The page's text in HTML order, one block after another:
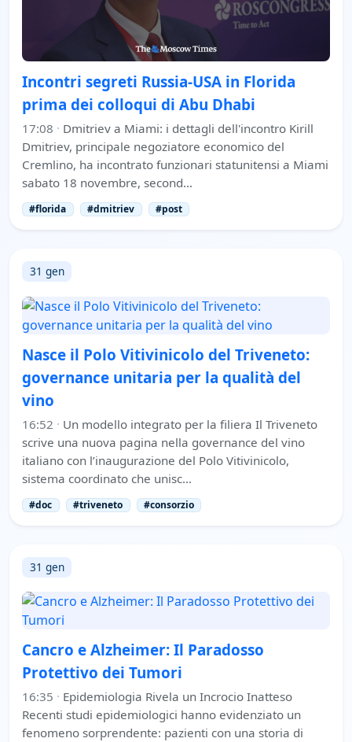
Incontri segreti Russia-USA in Florida
prima dei colloqui di Abu Dhabi
17:08 · Dmitriev a Miami: i dettagli dell'incontro Kirill
Dmitriev, principale negoziatore economico del
Cremlino, ha incontrato funzionari statunitensi a Miami
sabato 18 novembre, second…
#florida #dmitriev #post
31 gen
Nasce il Polo Vitivinicolo del Triveneto:
governance unitaria per la qualità del
vino
16:52 · Un modello integrato per la filiera Il Triveneto
scrive una nuova pagina nella governance del vino
italiano con l’inaugurazione del Polo Vitivinicolo,
sistema coordinato che unisc…
#doc #triveneto #consorzio
31 gen
Cancro e Alzheimer: Il Paradosso
Protettivo dei Tumori
16:35 · Epidemiologia Rivela un Incrocio Inatteso
Recenti studi epidemiologici hanno evidenziato un
fenomeno sorprendente: pazienti con una storia di